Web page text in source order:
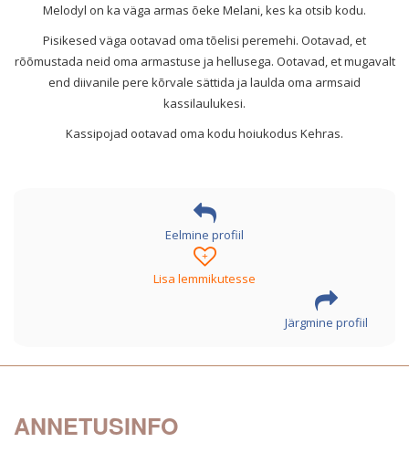
Melodyl on ka väga armas õeke Melani, kes ka otsib kodu.
Pisikesed väga ootavad oma tõelisi peremehi. Ootavad, et
rõõmustada neid oma armastuse ja hellusega. Ootavad, et mugavalt
end diivanile pere kõrvale sättida ja laulda oma armsaid
kassilaulukesi.
Kassipojad ootavad oma kodu hoiukodus Kehras.
Eelmine profiil
+
Lisa lemmikutesse
Järgmine profiil
ANNETUSINFO